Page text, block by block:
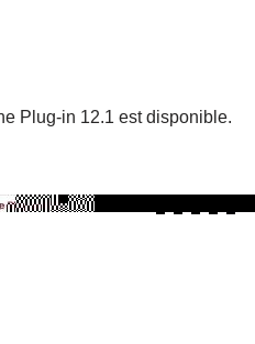
Plug-in 12.1 est disponible.